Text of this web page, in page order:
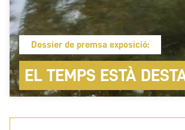
Dossier de premsa exposició:
EL TEMPS ESTÀ